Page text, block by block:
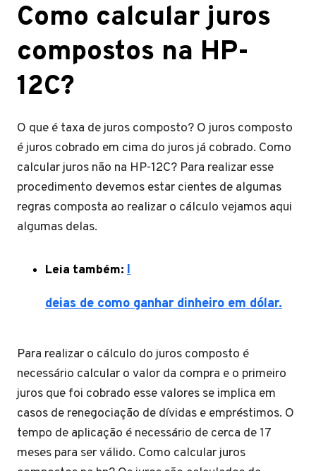
Como calcular juros
compostos na HP-
12C?
O que é taxa de juros composto? O juros composto
é juros cobrado em cima do juros já cobrado. Como
calcular juros não na HP-12C? Para realizar esse
procedimento devemos estar cientes de algumas
regras composta ao realizar o cálculo vejamos aqui
algumas delas.
Leia também: I
deias de como ganhar dinheiro em dólar.
Para realizar o cálculo do juros composto é
necessário calcular o valor da compra e o primeiro
juros que foi cobrado esse valores se implica em
casos de renegociação de dívidas e empréstimos. O
tempo de aplicação é necessário de cerca de 17
meses para ser válido. Como calcular juros